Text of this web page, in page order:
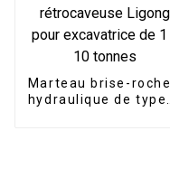
Marteau brise-roche
hydraulique de type